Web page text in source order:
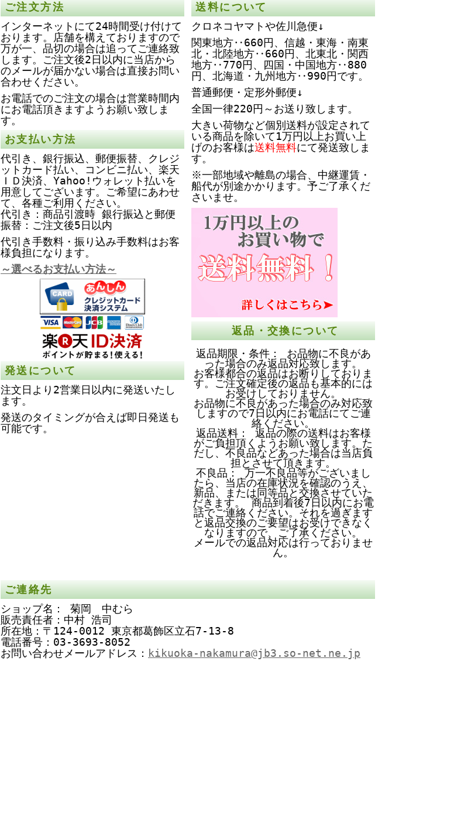
ご注文方法
インターネットにて24時間受け付けて
おります。店舗を構えておりますので
万が一、品切の場合は追ってご連絡致
します。ご注文後2日以内に当店から
のメールが届かない場合は直接お問い
合わせください。
お電話でのご注文の場合は営業時間内
にお電話頂きますようお願い致しま
す。
お支払い方法
代引き、銀行振込、郵便振替、クレジ
ットカード払い、コンビニ払い、楽天
ＩＤ決済、Yahoo!ウォレット払いを
用意してございます。ご希望にあわせ
て、各種ご利用ください。
代引き：商品引渡時 銀行振込と郵便
振替：ご注文後5日以内
代引き手数料・振り込み手数料はお客
様負担になります。
～選べるお支払い方法～
発送について
注文日より2営業日以内に発送いたし
ます。
発送のタイミングが合えば即日発送も
可能です。
送料について
クロネコヤマトや佐川急便↓
関東地方‥660円、信越・東海・南東
北・北陸地方‥660円、北東北・関西
地方‥770円、四国・中国地方‥880
円、北海道・九州地方‥990円です。
普通郵便・定形外郵便↓
全国一律220円～お送り致します。
大きい荷物など個別送料が設定されて
いる商品を除いて1万円以上お買い上
げのお客様は送料無料にて発送致しま
す。
※一部地域や離島の場合、中継運賃・
船代が別途かかります。予ご了承くだ
さいませ。
返品・交換について
返品期限・条件： お品物に不良があ
った場合のみ返品対応致します。
お客様都合の返品はお断りしておりま
す。ご注文確定後の返品も基本的には
お受けしておりません。
お品物に不良があった場合のみ対応致
しますので7日以内にお電話にてご連
絡ください。
返品送料： 返品の際の送料はお客様
がご負担頂くようお願い致します。た
だし、不良品などあった場合は当店負
担とさせて頂きます。
不良品： 万一不良品等がございまし
たら、当店の在庫状況を確認のうえ、
新品、または同等品と交換させていた
だきます。 商品到着後7日以内にお電
話でご連絡ください。それを過ぎます
と返品交換のご要望はお受けできなく
なりますので、ご了承ください。
メールでの返品対応は行っておりませ
ん。
ご連絡先
ショップ名： 菊岡 中むら
販売責任者：中村 浩司
所在地：〒124-0012 東京都葛飾区立石7-13-8
電話番号：03-3693-8052
お問い合わせメールアドレス： kikuoka-nakamura@jb3.so-net.ne.jp